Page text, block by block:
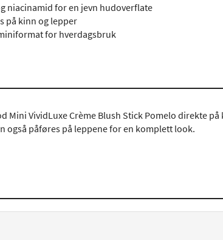
niacinamid for en jevn hudoverflate
på kinn og lepper
for hverdagsbruk
Mini VividLuxe Crème Blush Stick Pomelo direkte
også påføres på leppene for en komplett look.